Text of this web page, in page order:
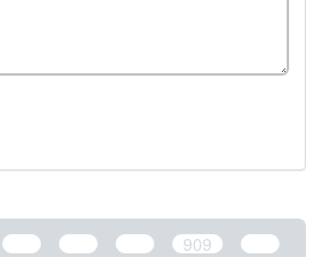
906 907 908 909
910